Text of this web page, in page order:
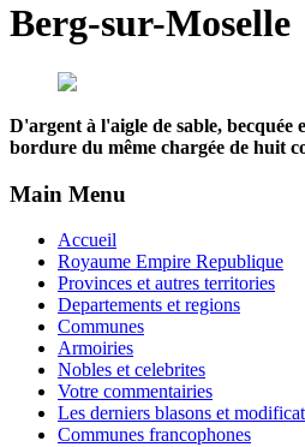
Berg-sur-Moselle
D'argent à l'aigle de sable, becquée
bordure du même chargée de huit
Main Menu
Accueil
Royaume Empire Republique
Provinces et autres territories
Departements et regions
Communes
Armoiries
Nobles et celebrites
Votre commentairies
Les derniers blasons et
Communes francophones